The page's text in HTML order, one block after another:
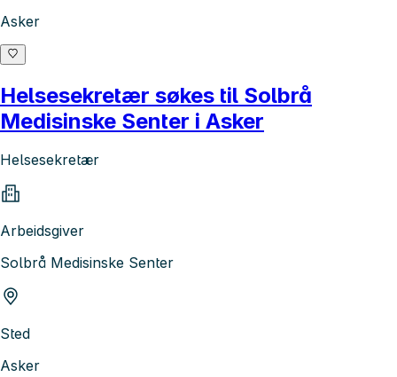
Asker
Helsesekretær søkes til Solbrå
Medisinske Senter i Asker
Helsesekretær
Arbeidsgiver
Solbrå Medisinske Senter
Sted
Asker